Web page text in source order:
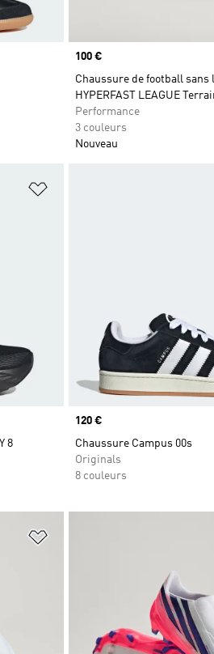
Prix
100 €
Chaussure de football sans
HYPERFAST LEAGUE
Performance
3 couleurs
Nouveau
8
Prix
120 €
Chaussure Campus 00s
Originals
8 couleurs